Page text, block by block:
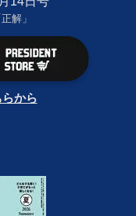
解」
から